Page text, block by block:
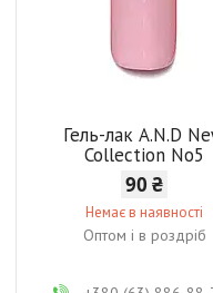
Гель-лак A.N.D
Collection No5
90 ₴
Немає в наявності
Оптом і в роздріб